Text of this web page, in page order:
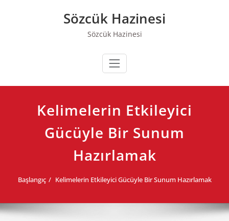
Sözcük Hazinesi
Sözcük Hazinesi
Kelimelerin Etkileyici
Gücüyle Bir Sunum
Hazırlamak
Başlangıç Kelimelerin Etkileyici Gücüyle Bir Sunum Hazırlamak